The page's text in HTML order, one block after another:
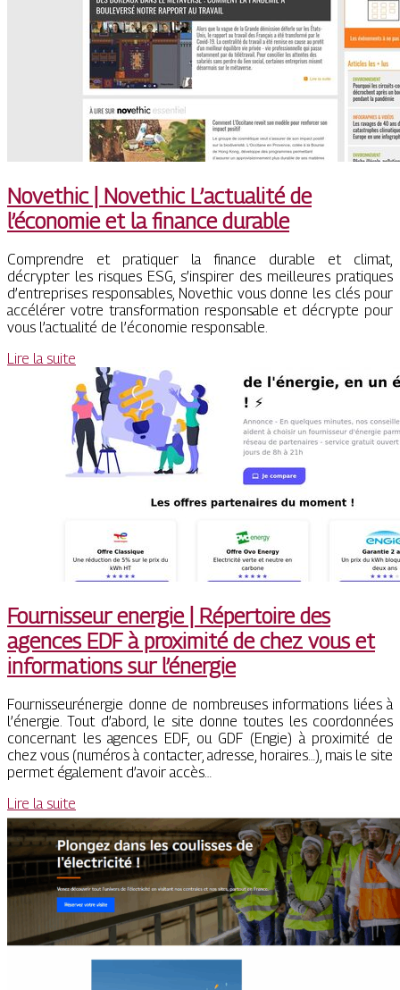
Novethic | Novethic L’actualité de
l’économie et la finance durable
Comprendre et pratiquer la finance durable et climat,
décrypter les risques ESG, s’inspirer des meilleures pratiques
d’entreprises responsables, Novethic vous donne les clés pour
accélérer votre transformation responsable et décrypte pour
vous l’actualité de l’économie responsable.
Lire la suite
Fournisseur energie | Répertoire des
agences EDF à proximité de chez vous et
infor­ma­tions sur l’énergie
Fournisseurénergie donne de nombreuses informations liées à
l’énergie. Tout d’abord, le site donne toutes les coordonnées
concernant les agences EDF, ou GDF (Engie) à proximité de
chez vous (numéros à contacter, adresse, horaires…), mais le site
permet également d’avoir accès…
Lire la suite